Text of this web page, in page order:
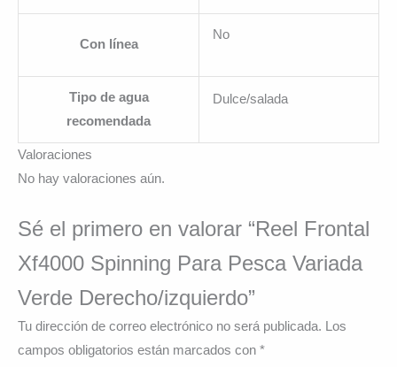
Con línea
No
Tipo de agua
recomendada
Dulce/salada
Valoraciones
No hay valoraciones aún.
Sé el primero en valorar “Reel Frontal
Xf4000 Spinning Para Pesca Variada
Verde Derecho/izquierdo”
Tu dirección de correo electrónico no será publicada. Los
campos obligatorios están marcados con *